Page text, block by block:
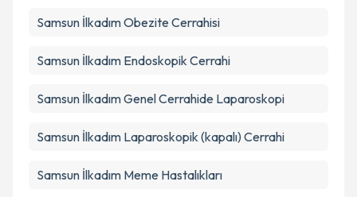
Samsun İlkadım Obezite Cerrahisi
Samsun İlkadım Endoskopik Cerrahi
Samsun İlkadım Genel Cerrahide Laparoskopi
Samsun İlkadım Laparoskopik (kapalı) Cerrahi
Samsun İlkadım Meme Hastalıkları